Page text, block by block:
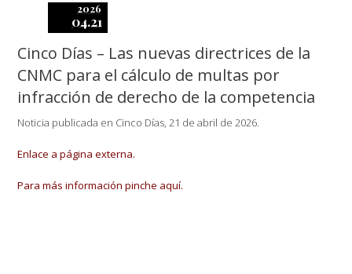
2026
04.21
Cinco Días – Las nuevas directrices de la
CNMC para el cálculo de multas por
infracción de derecho de la competencia
Noticia publicada en Cinco Días, 21 de abril de 2026.
Enlace a página externa.
Para más información pinche aquí.